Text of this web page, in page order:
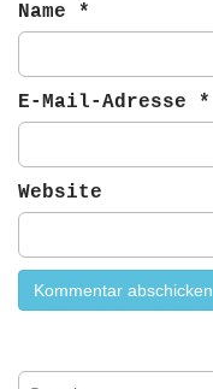
Name *
E-Mail-Adresse *
Website
S